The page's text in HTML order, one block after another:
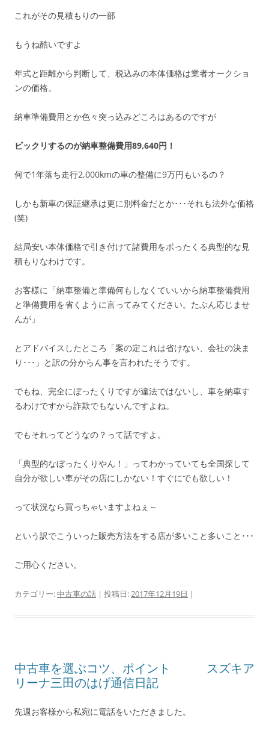
これがその見積もりの一部
もうね酷いですよ
年式と距離から判断して、税込みの本体価格は業者オークショ
ンの価格。
納車準備費用とか色々突っ込みどころはあるのですが
ビックリするのが納車整備費用89,640円！
何で1年落ち走行2,000kmの車の整備に9万円もいるの？
しかも新車の保証継承は更に別料金だとか･･･それも法外な価格
(笑)
結局安い本体価格で引き付けて諸費用をボったくる典型的な見
積もりなわけです。
お客様に「納車整備と準備何もしなくていいから納車整備費用
と準備費用を省くように言ってみてください。たぶん応じませ
んが」
とアドバイスしたところ「案の定これは省けない、会社の決ま
り･･･」と訳の分からん事を言われたそうです。
でもね、完全にぼったくりですが違法ではないし、車を納車す
るわけですから詐欺でもないんですよね。
でもそれってどうなの？って話ですよ。
「典型的なぼったくりやん！」ってわかっていても全国探して
自分が欲しい車がその店にしかない！すぐにでも欲しい！
って状況なら買っちゃいますよねぇ～
という訳でこういった販売方法をする店が多いこと多いこと･･･
ご用心ください。
カテゴリー:中古車の話 | 投稿日:2017年12月19日 |
中古車を選ぶコツ、ポイント スズキア
リーナ三田のはげ通信日記
先週お客様から私宛に電話をいただきました。